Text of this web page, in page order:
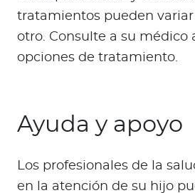
tratamientos pueden variar
otro. Consulte a su médico
opciones de tratamiento.
Ayuda y apoyo
Los profesionales de la
en la atención de su hijo